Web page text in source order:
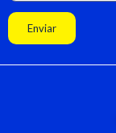
Enviar